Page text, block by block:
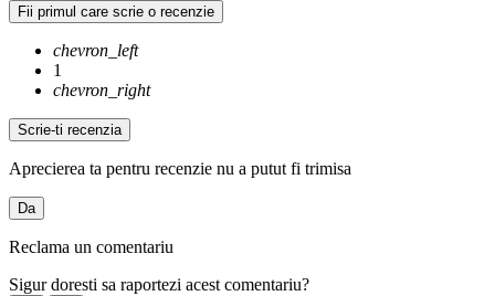
Fii primul care scrie o recenzie
chevron_left
1
chevron_right
Scrie-ti recenzia
Aprecierea ta pentru recenzie nu a putut fi trimisa
Da
Reclama un comentariu
Sigur doresti sa raportezi acest comentariu?